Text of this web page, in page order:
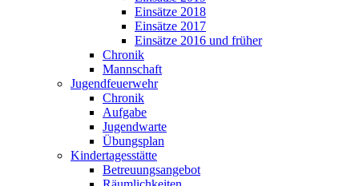
Einsätze 2018
Einsätze 2017
Einsätze 2016 und früher
Chronik
Mannschaft
Jugendfeuerwehr
Chronik
Aufgabe
Jugendwarte
Übungsplan
Kindertagesstätte
Betreuungsangebot